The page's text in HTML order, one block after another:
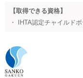
【取得できる資格】
・ IHTA認定チャイルド